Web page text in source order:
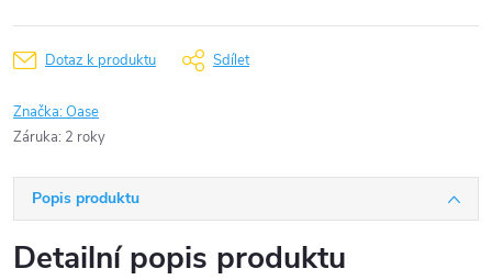
Dotaz k produktu Sdílet
Značka:Oase
Záruka: 2 roky
Popis produktu
Detailní popis produktu